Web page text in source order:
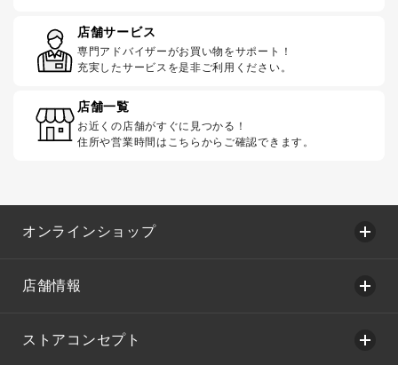
店舗サービス
専門アドバイザーがお買い物をサポート！
充実したサービスを是非ご利用ください。
店舗一覧
お近くの店舗がすぐに見つかる！
住所や営業時間はこちらからご確認できます。
オンラインショップ
店舗情報
ストアコンセプト